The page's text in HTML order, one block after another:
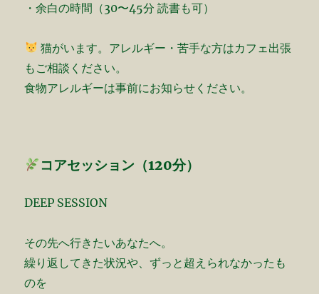
・余白の時間（30〜45分 読書も可）
猫がいます。アレルギー・苦手な方はカフェ出張
もご相談ください。
食物アレルギーは事前にお知らせください。
コアセッション（120分）
DEEP SESSION
その先へ行きたいあなたへ。
繰り返してきた状況や、ずっと超えられなかったも
のを